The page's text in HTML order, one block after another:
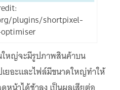
plugins/shortpixel-
หญ่จะมีรูปภาพสินค้าบน
เยอะและไฟล์มีขนาดใหญ่ทำให้